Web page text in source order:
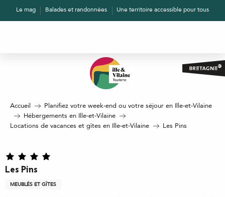
AllerLe mag Balades et randonnées Une territoire accessible pour tous
Accueil
Planifiez votre week-end ou votre séjour en Ille-et-Vilaine
Hébergements en Ille-et-Vilaine
Locations de vacances et gîtes en Ille-et-Vilaine
Les Pins
Les Pins
MEUBLÉS ET GÎTES